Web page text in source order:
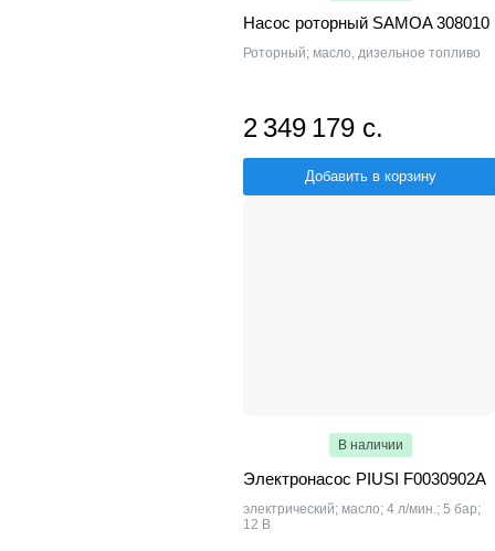
Насос роторный SAMOA 308010
Роторный; масло, дизельное топливо
2 349 179 с.
Добавить в корзину
В наличии
Электронасос PIUSI F0030902A
электрический; масло; 4 л/мин.; 5 бар;
12 В